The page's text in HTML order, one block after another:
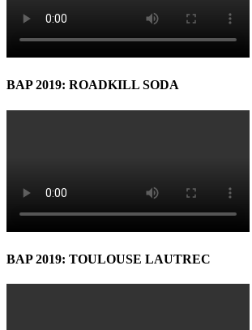
BAP 2019: ROADKILL SODA
BAP 2019: TOULOUSE LAUTREC